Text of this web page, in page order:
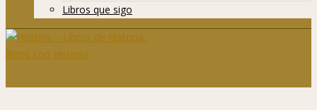
Libros que sigo